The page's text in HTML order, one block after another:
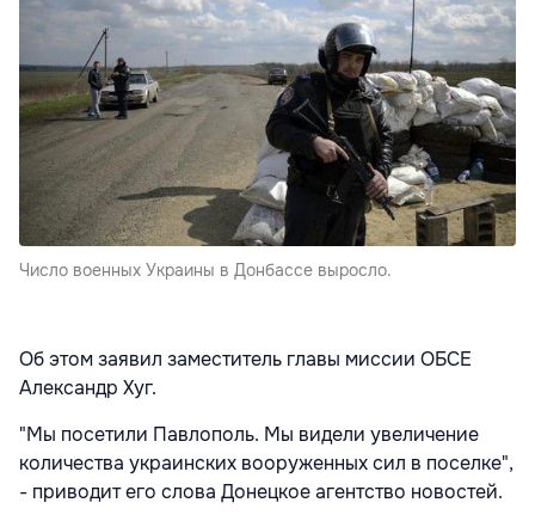
Число военных Украины в Донбассе выросло.
Об этом заявил заместитель главы миссии ОБСЕ
Александр Хуг.
"Мы посетили Павлополь. Мы видели увеличение
количества украинских вооруженных сил в поселке",
- приводит его слова Донецкое агентство новостей.